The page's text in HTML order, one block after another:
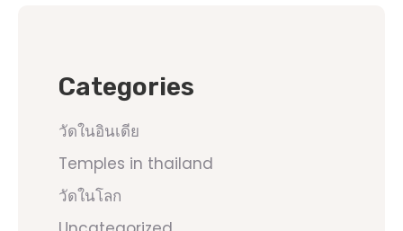
Categories
วัดในอินเดีย
Temples in thailand
วัดในโลก